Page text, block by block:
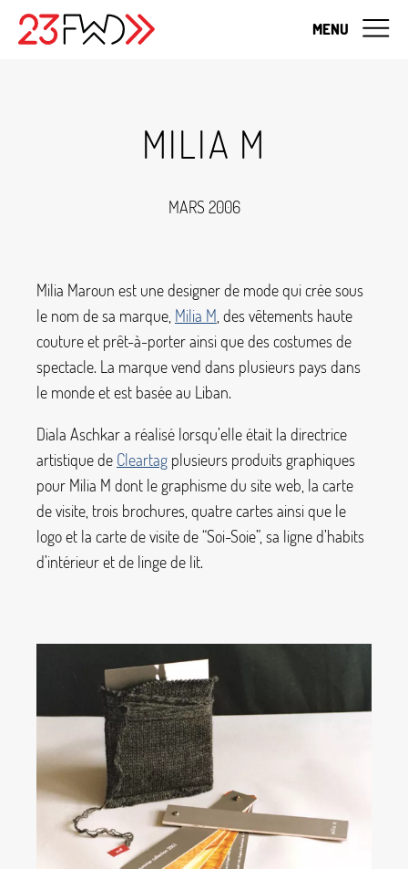
MENU
MILIA M
MARS 2006
Milia Maroun est une designer de mode qui crée sous
le nom de sa marque, Milia M , des vêtements haute
couture et prêt-à-porter ainsi que des costumes de
spectacle. La marque vend dans plusieurs pays dans
le monde et est basée au Liban.
Diala Aschkar a réalisé lorsqu’elle était la directrice
artistique de Cleartag plusieurs produits graphiques
pour Milia M dont le graphisme du site web, la carte
de visite, trois brochures, quatre cartes ainsi que le
logo et la carte de visite de “Soi-Soie”, sa ligne d’habits
d’intérieur et de linge de lit.